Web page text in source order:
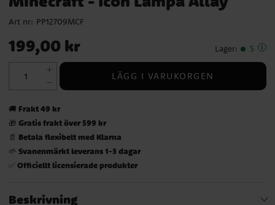
Art nr: PP12709MCF
Pris:199,00 kr
199,00 kr Lager: 5
LÄGG I VARUKORGEN
🚚 Frakt 49 kr
🎁 Gratis frakt över 599 kr
📄 Betala flexibelt med Klarna
🌱 Svanenmärkt leverans 1-3 dagar
✅ Officiellt licensierade produkter
Beskrivning